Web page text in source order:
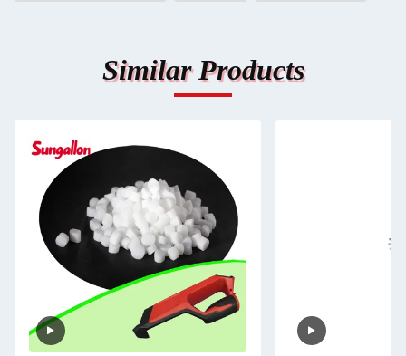
Similar Products